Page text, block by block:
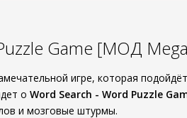
Game [МОД
игре, которая
о Word Search - Word Puzzle
и мозговые штурмы.